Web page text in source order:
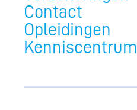
Contact
Opleidingen
Kenniscentrum